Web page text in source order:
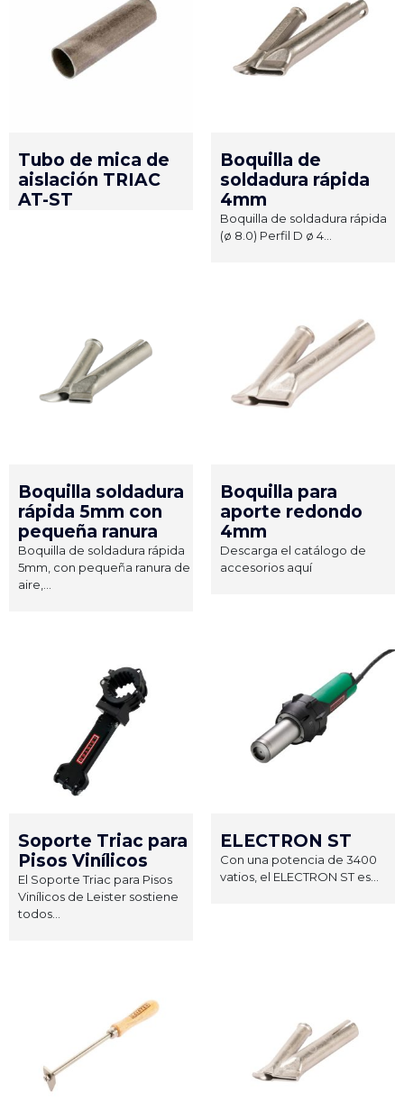
Tubo de mica de
aislación TRIAC
AT-ST
Boquilla de
soldadura rápida
4mm
Boquilla de soldadura rápida
(ø 8.0) Perfil D ø 4...
Boquilla soldadura
rápida 5mm con
pequeña ranura
Boquilla de soldadura rápida
5mm, con pequeña ranura de
aire,...
Boquilla para
aporte redondo
4mm
Descarga el catálogo de
accesorios aquí
Soporte Triac para
Pisos Vinílicos
El Soporte Triac para Pisos
Vinílicos de Leister sostiene
todos...
ELECTRON ST
Con una potencia de 3400
vatios, el ELECTRON ST es...